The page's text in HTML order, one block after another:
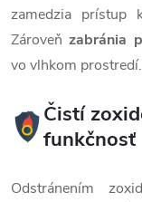
zamedzia prístup
Zároveňzabránia
vo vlhkom prostredí.
Čistí
funkčnosť
Odstránením